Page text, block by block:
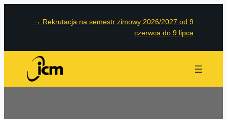
→ Rekrutacja na semestr zimowy 2026/2027 od 9
czerwca do 9 lipca